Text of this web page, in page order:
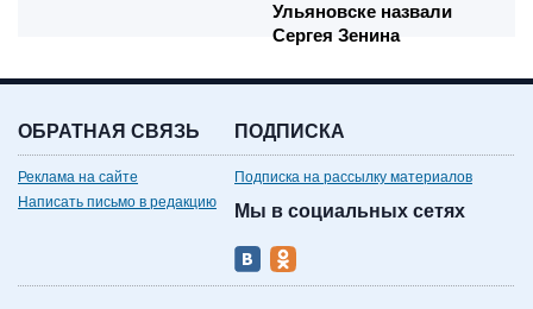
Ульяновске назвали
Сергея Зенина
ОБРАТНАЯ СВЯЗЬ
Реклама на сайте
Написать письмо в редакцию
ПОДПИСКА
Подписка на рассылку материалов
Мы в социальных сетях